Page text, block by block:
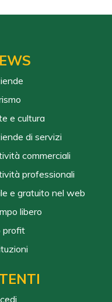
e cultura
di servizi
commerciali
professionali
e gratuito nel web
libero
profit